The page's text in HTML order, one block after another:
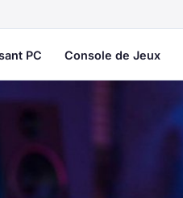
PC Console de Jeux